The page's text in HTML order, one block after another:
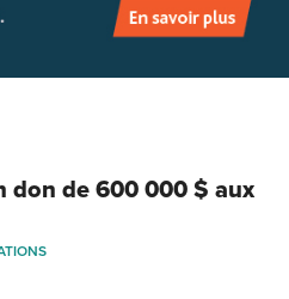
don de 600 000 $ aux